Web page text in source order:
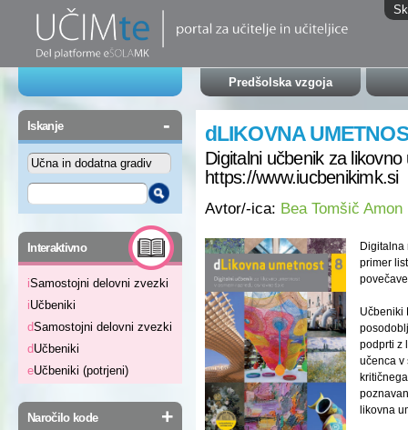
Predšolska vzgoja
Iskanje -
Interaktivno -
iSamostojni delovni zvezki
iUčbeniki
dSamostojni delovni zvezki
dUčbeniki
eUčbeniki (potrjeni)
Naročilo kode +
dLIKOVNA
Digitalni učbenik za
https://www.iucbenikimk.si
Avtor/-ica: Bea Tomšič Amon
Digitalna
primer
Učbeniki
podprti z
učenca v
likovna